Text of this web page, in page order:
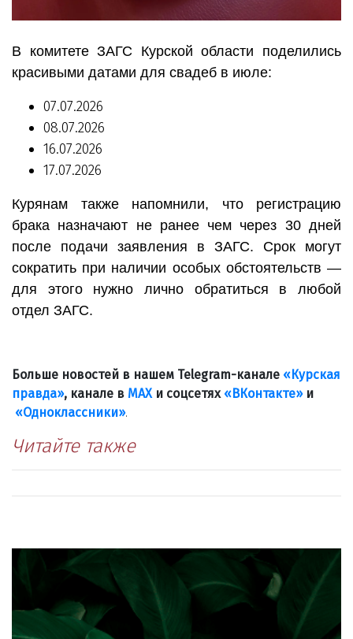
В комитете ЗАГС Курской области поделились
красивыми датами для свадеб в июле:
07.07.2026
08.07.2026
16.07.2026
17.07.2026
Курянам также напомнили, что регистрацию
брака назначают не ранее чем через 30 дней
после подачи заявления в ЗАГС. Срок могут
сократить при наличии особых обстоятельств —
для этого нужно лично обратиться в любой
отдел ЗАГС.
Больше новостей в нашем Telegram-канале «Курская
правда», канале в МАХи соцсетях «ВКонтакте»и
«Одноклассники».
Читайте также